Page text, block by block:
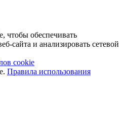
чтобы обеспечивать
сайта и анализировать сетевой
cookie
Правила использования